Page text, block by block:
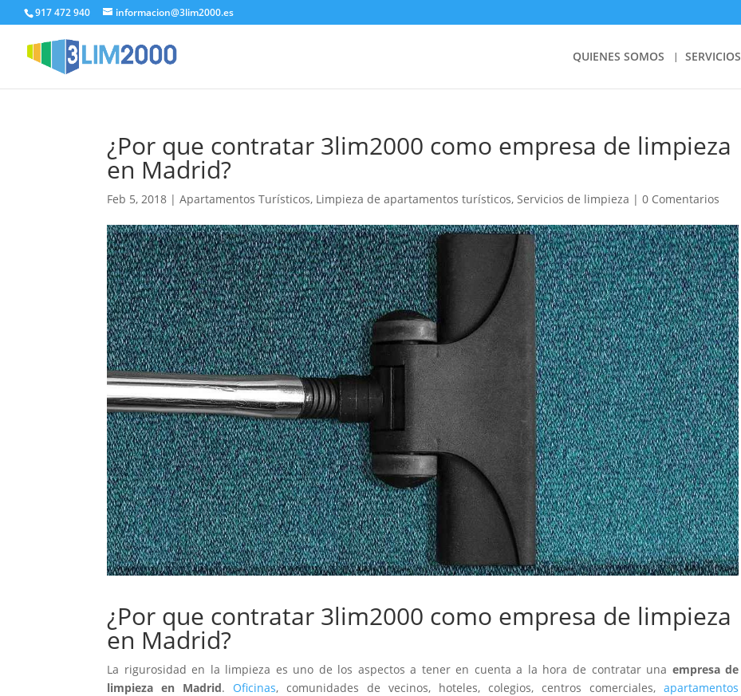
917 472 940 informacion@3lim2000.es
QUIENES SOMOS SERVICIOS
¿Por que contratar 3lim2000 como empresa de limpieza
en Madrid?
Feb 5, 2018 |Apartamentos Turísticos, Limpieza de apartamentos turísticos,Servicios de limpieza |0 Comentarios
¿Por que contratar 3lim2000 como empresa de limpieza
en Madrid?
La rigurosidad en la limpieza es uno de los aspectos a tener en cuenta a la hora de contratar una empresa de
limpieza en Madrid. Oficinas, comunidades de vecinos, hoteles, colegios, centros comerciales,apartamentos